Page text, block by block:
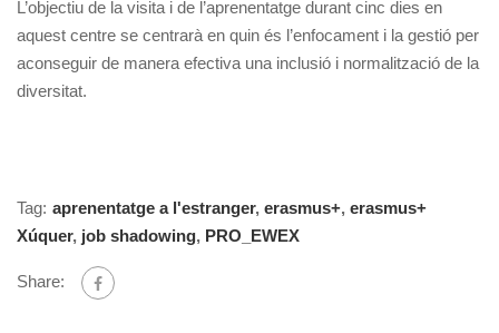
L’objectiu de la visita i de l’aprenentatge durant cinc dies en
aquest centre se centrarà en quin és l’enfocament i la gestió per
aconseguir de manera efectiva una inclusió i normalització de la
diversitat.
Tag: aprenentatge a l'estranger, erasmus+, erasmus+
Xúquer, job shadowing, PRO_EWEX
Share: